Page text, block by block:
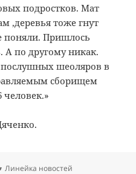
подростков. Мат
,деревья тоже гнут
поняли. Пришлось
А по другому никак.
шеоляров в
сборищем
человек.»
Рубрики
Линейка новостей